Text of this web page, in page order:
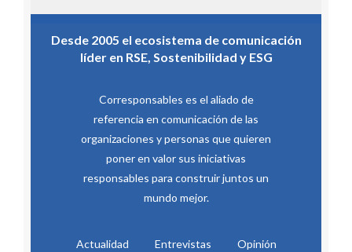
Desde 2005 el ecosistema de comunicación
líder en RSE, Sostenibilidad y ESG
Corresponsables es el aliado de
referencia en comunicación de las
organizaciones y personas que quieren
poner en valor sus iniciativas
responsables para construir juntos un
mundo mejor.
Actualidad Entrevistas
Opinión